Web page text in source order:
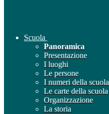
Scuola
Panoramica
Presentazione
I luoghi
Le persone
I numeri della scuola
Le carte della scuola
Organizzazione
La storia